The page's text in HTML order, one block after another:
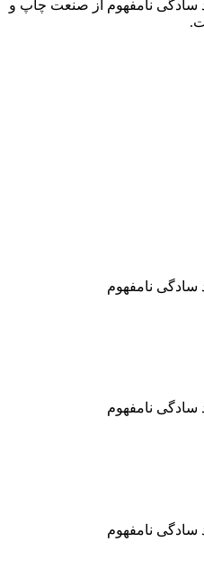
سادگی نامفهوم از صنعت چاپ و
سادگی نامفهوم
سادگی نامفهوم
سادگی نامفهوم